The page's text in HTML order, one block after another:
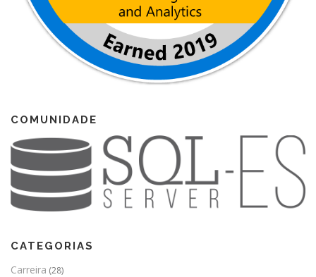
COMUNIDADE
CATEGORIAS
Carreira (28)